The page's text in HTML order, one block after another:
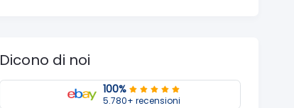
Dicono di noi
100%
5.780+ recensioni